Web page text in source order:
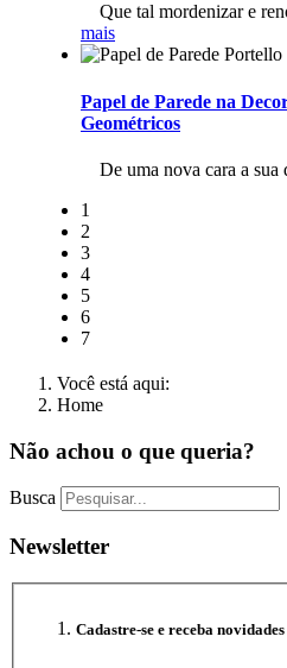
Que tal mordenizar e
mais
Papel de Parede na
Geométricos
De uma nova cara a sua
1
2
3
4
5
6
7
Você está aqui:
Home
Não achou o que queria?
Busca
Newsletter
Cadastre-se e receba